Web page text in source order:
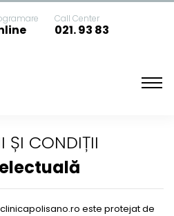
Call Center
021. 93 83
ȘI CONDIȚII
este protejat de